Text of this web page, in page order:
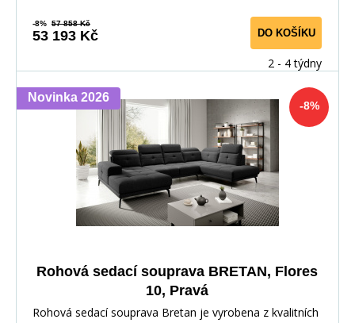
-8% 57 858 Kč
53 193 Kč DO KOŠÍKU
2 - 4 týdny
-8%
Novinka 2026
Rohová sedací souprava BRETAN, Flores
10, Pravá
Rohová sedací souprava Bretan je vyrobena z kvalitních